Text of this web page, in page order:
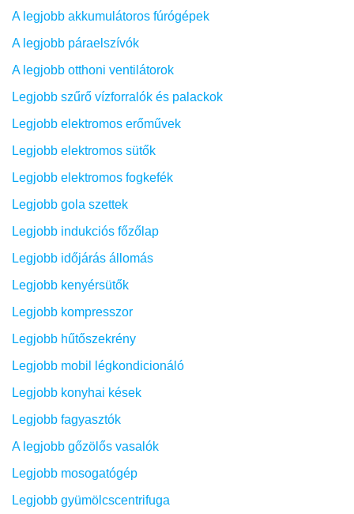
A legjobb akkumulátoros fúrógépek
A legjobb páraelszívók
A legjobb otthoni ventilátorok
Legjobb szűrő vízforralók és palackok
Legjobb elektromos erőművek
Legjobb elektromos sütők
Legjobb elektromos fogkefék
Legjobb gola szettek
Legjobb indukciós főzőlap
Legjobb időjárás állomás
Legjobb kenyérsütők
Legjobb kompresszor
Legjobb hűtőszekrény
Legjobb mobil légkondicionáló
Legjobb konyhai kések
Legjobb fagyasztók
A legjobb gőzölős vasalók
Legjobb mosogatógép
Legjobb gyümölcscentrifuga